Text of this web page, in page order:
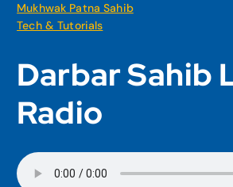
Mukhwak Patna Sahib
Tech & Tutorials
Darbar Sahib
Radio